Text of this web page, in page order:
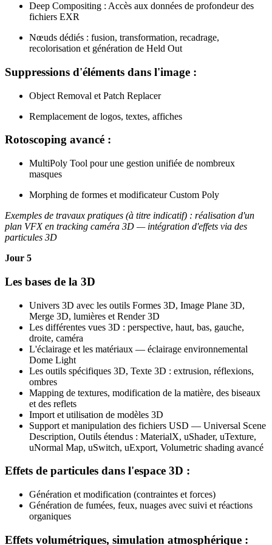
Deep Compositing : Accès aux données de profondeur des
fichiers EXR
Nœuds dédiés : fusion, transformation, recadrage,
recolorisation et génération de Held Out
Suppressions d'éléments dans l'image :
Object Removal et Patch Replacer
Remplacement de logos, textes, affiches
Rotoscoping avancé :
MultiPoly Tool pour une gestion unifiée de nombreux
masques
Morphing de formes et modificateur Custom Poly
Exemples de travaux pratiques (à titre indicatif) : réalisation d'un
plan VFX en tracking caméra 3D — intégration d'effets via des
particules 3D
Jour 5
Les bases de la 3D
Univers 3D avec les outils Formes 3D, Image Plane 3D,
Merge 3D, lumières et Render 3D
Les différentes vues 3D : perspective, haut, bas, gauche,
droite, caméra
L'éclairage et les matériaux — éclairage environnemental
Dome Light
Les outils spécifiques 3D, Texte 3D : extrusion, réflexions,
ombres
Mapping de textures, modification de la matière, des biseaux
et des reflets
Import et utilisation de modèles 3D
Support et manipulation des fichiers USD — Universal Scene
Description, Outils étendus : MaterialX, uShader, uTexture,
uNormal Map, uSwitch, uExport, Volumetric shading avancé
Effets de particules dans l'espace 3D :
Génération et modification (contraintes et forces)
Génération de fumées, feux, nuages avec suivi et réactions
organiques
Effets volumétriques, simulation atmosphérique :